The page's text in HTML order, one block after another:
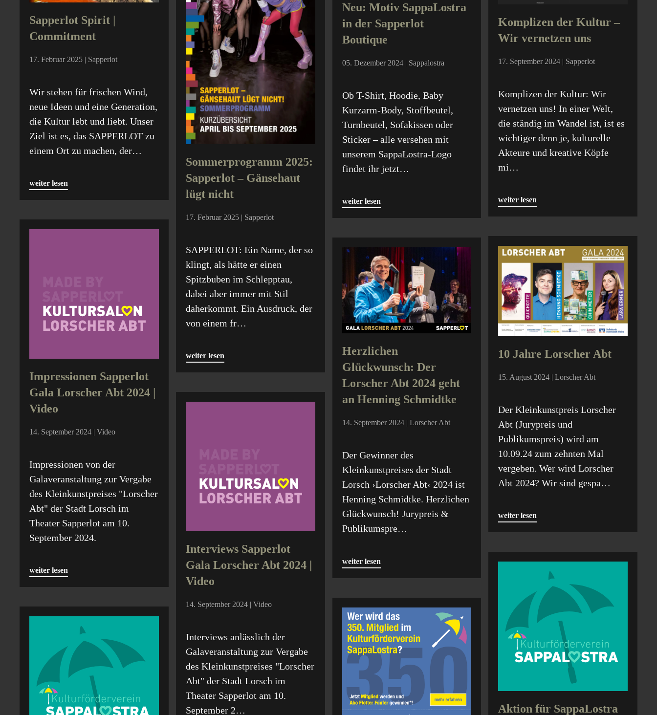
Sapperlot Spirit |
Commitment
17. Februar 2025 | Sapperlot
Wir stehen für frischen Wind,
neue Ideen und eine Generation,
die Kultur lebt und liebt. Unser
Ziel ist es, das SAPPERLOT zu
einem Ort zu machen, der…
weiter lesen
Sommerprogramm 2025:
Sapperlot – Gänsehaut
lügt nicht
17. Februar 2025 | Sapperlot
SAPPERLOT: Ein Name, der so
klingt, als hätte er einen
Spitzbuben im Schlepptau,
dabei aber immer mit Stil
daherkommt. Ein Ausdruck, der
von einem fr…
weiter lesen
Neu: Motiv SappaLostra
in der Sapperlot
Boutique
05. Dezember 2024 | Sappalostra
Ob T-Shirt, Hoodie, Baby
Kurzarm-Body, Stoffbeutel,
Turnbeutel, Sofakissen oder
Sticker – alle versehen mit
unserem SappaLostra-Logo
findet ihr jetzt…
weiter lesen
Komplizen der Kultur –
Wir vernetzen uns
17. September 2024 | Sapperlot
Komplizen der Kultur: Wir
vernetzen uns! In einer Welt,
die ständig im Wandel ist, ist es
wichtiger denn je, kulturelle
Akteure und kreative Köpfe
mi…
weiter lesen
Impressionen Sapperlot
Gala Lorscher Abt 2024 |
Video
14. September 2024 | Video
Impressionen von der
Galaveranstaltung zur Vergabe
des Kleinkunstpreises "Lorscher
Abt" der Stadt Lorsch im
Theater Sapperlot am 10.
September 2024.
weiter lesen
Interviews Sapperlot
Gala Lorscher Abt 2024 |
Video
14. September 2024 | Video
Interviews anlässlich der
Galaveranstaltung zur Vergabe
des Kleinkunstpreises "Lorscher
Abt" der Stadt Lorsch im
Theater Sapperlot am 10.
September 2…
Herzlichen
Glückwunsch: Der
Lorscher Abt 2024 geht
an Henning Schmidtke
14. September 2024 | Lorscher Abt
Der Gewinner des
Kleinkunstpreises der Stadt
Lorsch ›Lorscher Abt‹ 2024 ist
Henning Schmidtke. Herzlichen
Glückwunsch! Jurypreis &
Publikumspre…
weiter lesen
10 Jahre Lorscher Abt
15. August 2024 | Lorscher Abt
Der Kleinkunstpreis Lorscher
Abt (Jurypreis und
Publikumspreis) wird am
10.09.24 zum zehnten Mal
vergeben. Wer wird Lorscher
Abt 2024? Wir sind gespa…
weiter lesen
Aktion für SappaLostra